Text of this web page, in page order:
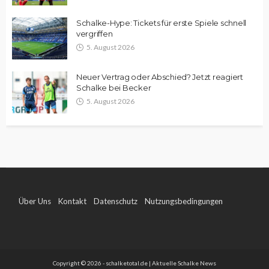
Schalke-Hype: Tickets für erste Spiele schnell
vergriffen
5. August 2026
Neuer Vertrag oder Abschied? Jetzt reagiert
Schalke bei Becker
5. August 2026
Über Uns Kontakt Datenschutz Nutzungsbedingungen
Copyright © 2026 - schalketotal.de | Aktuelle Schalke News